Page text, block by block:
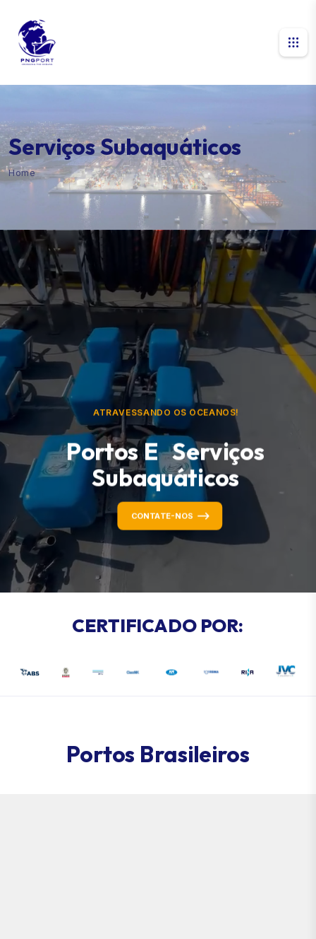
Serviços Subaquáticos
Home Serviços Subaquáticos
ATRAVESSANDO OS OCEANOS!
Portos E Serviços
Subaquáticos
CONTATE-NOS
CERTIFICADO POR:
Portos Brasileiros